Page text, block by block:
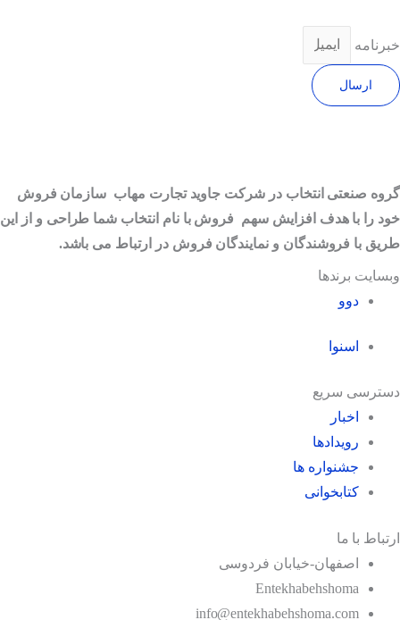
خبرنامه
ارسال
گروه صنعتی انتخاب در شرکت جاوید تجارت مهاب سازمان فروش
خود را با هدف افزایش سهم فروش با نام انتخاب شما طراحی و از این
طریق با فروشندگان و نمایندگان فروش در ارتباط می باشد.
وبسایت برندها
دوو
اسنوا
دسترسی سریع
اخبار
رویدادها
جشنواره ها
کتابخوانی
ارتباط با ما
اصفهان-خیابان فردوسی
Entekhabehshoma
info@entekhabehshoma.com